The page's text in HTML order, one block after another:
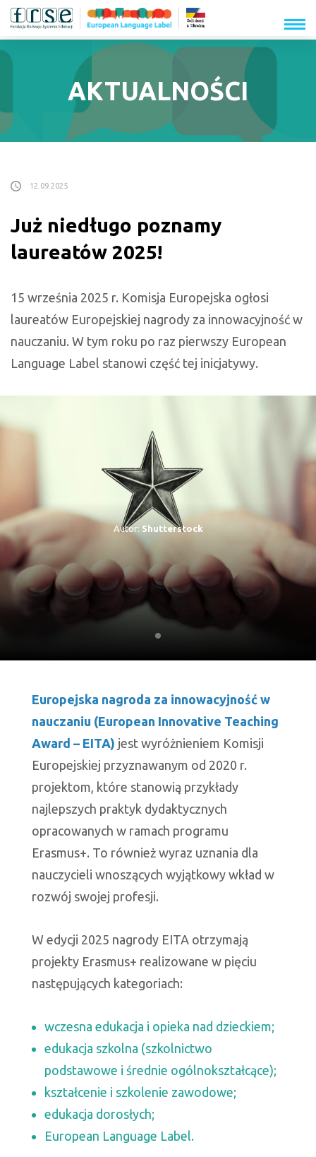
menu
AKTUALNOŚCI
12.09.2025
Już niedługo poznamy
laureatów 2025!
15 września 2025 r. Komisja Europejska ogłosi
laureatów Europejskiej nagrody za innowacyjność w
nauczaniu. W tym roku po raz pierwszy European
Language Label stanowi część tej inicjatywy.
Autor: Shutterstock
numer
Europejska nagroda za innowacyjność w
nauczaniu (European Innovative Teaching
Award – EITA) jest wyróżnieniem Komisji
Europejskiej przyznawanym od 2020 r.
projektom, które stanowią przykłady
najlepszych praktyk dydaktycznych
opracowanych w ramach programu
Erasmus+. To również wyraz uznania dla
nauczycieli wnoszących wyjątkowy wkład w
rozwój swojej profesji.
W edycji 2025 nagrody EITA otrzymają
projekty Erasmus+ realizowane w pięciu
następujących kategoriach:
wczesna edukacja i opieka nad dzieckiem;
edukacja szkolna (szkolnictwo
podstawowe i średnie ogólnokształcące);
kształcenie i szkolenie zawodowe;
edukacja dorosłych;
European Language Label.